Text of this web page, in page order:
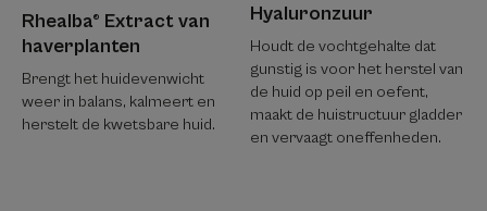
Rhealba® Extract van
haverplanten
Brengt het huidevenwicht
weer in balans, kalmeert en
herstelt de kwetsbare huid.
Hyaluronzuur
Houdt de vochtgehalte dat
gunstig is voor het herstel van
de huid op peil en oefent,
maakt de huistructuur gladder
en vervaagt oneffenheden.